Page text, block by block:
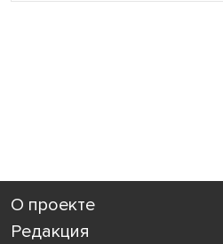
О проекте
Редакция